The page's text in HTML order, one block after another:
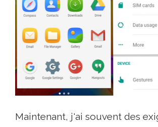
Maintenant, j'ai souvent des